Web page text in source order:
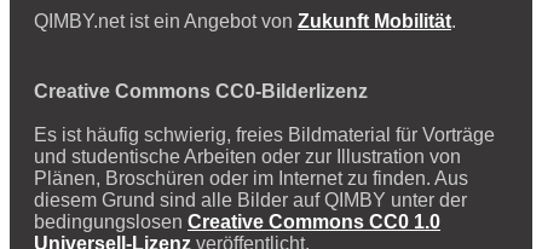
QIMBY.net ist ein Angebot von Zukunft Mobilität.
Creative Commons CC0-Bilderlizenz
Es ist häufig schwierig, freies Bildmaterial für Vorträge
und studentische Arbeiten oder zur Illustration von
Plänen, Broschüren oder im Internet zu finden. Aus
diesem Grund sind alle Bilder auf QIMBY unter der
bedingungslosen Creative Commons CC0 1.0
Universell-Lizenz veröffentlicht.